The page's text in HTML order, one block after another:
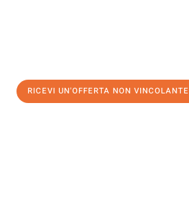
RICEVI UN'OFFERTA NON VINCOLANTE